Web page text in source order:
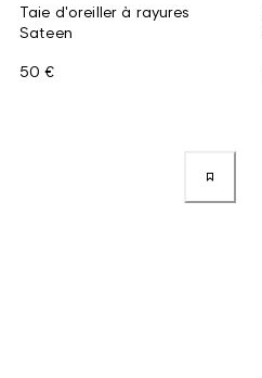
Taie d'oreiller à rayures
Sateen
50 €